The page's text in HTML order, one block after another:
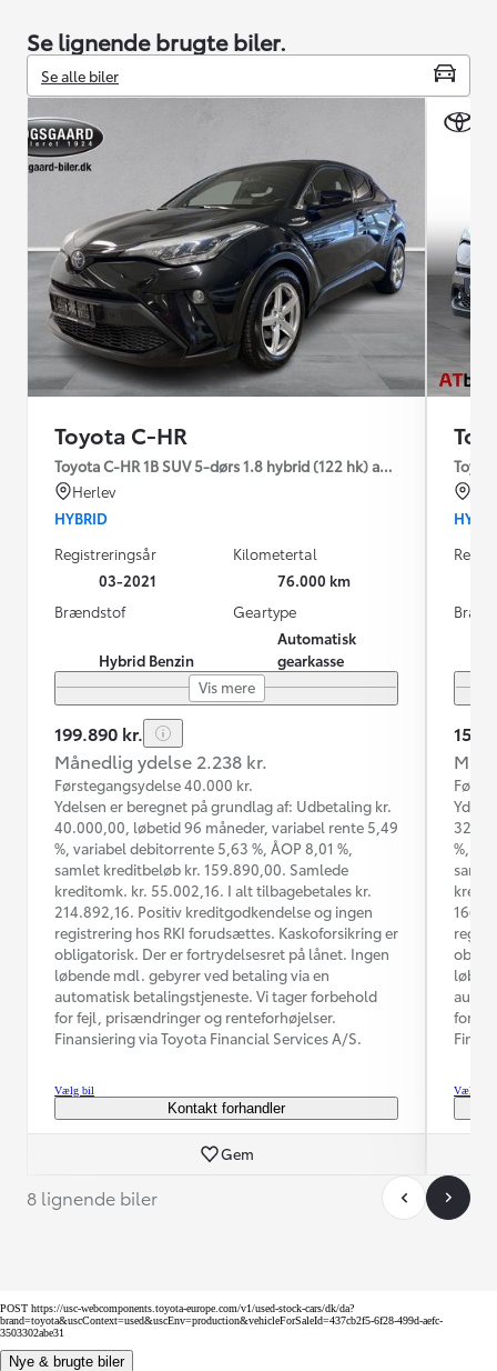
Se lignende brugte biler.
Se alle biler
Toyota C-HR
Toyota C-HR 1B SUV 5-dørs 1.8 hybrid (122 hk) aut. gear C-LUB -
Herlev
HYBRID
Registreringsår
03-2021
Kilometertal
76.000 km
Brændstof
Hybrid Benzin
Geartype
Automatisk
gearkasse
Vis mere
199.890 kr.
Månedlig ydelse 2.238 kr.
Førstegangsydelse 40.000 kr.
Ydelsen er beregnet på grundlag af: Udbetaling kr.
40.000,00, løbetid 96 måneder, variabel rente 5,49
%, variabel debitorrente 5,63 %, ÅOP 8,01 %,
samlet kreditbeløb kr. 159.890,00. Samlede
kreditomk. kr. 55.002,16. I alt tilbagebetales kr.
214.892,16. Positiv kreditgodkendelse og ingen
registrering hos RKI forudsættes. Kaskoforsikring er
obligatorisk. Der er fortrydelsesret på lånet. Ingen
løbende mdl. gebyrer ved betaling via en
automatisk betalingstjeneste. Vi tager forbehold
for fejl, prisændringer og renteforhøjelser.
Finansiering via Toyota Financial Services A/S.
Vælg bil
Kontakt forhandler
Gem
%,
for
Vælg bil
8 lignende biler
POST https://usc-webcomponents.toyota-europe.com/v1/used-stock-cars/dk/da?
brand=toyota&uscContext=used&uscEnv=production&vehicleForSaleId=437cb2f5-6f28-499d-aefc-
3503302abe31
Nye & brugte biler